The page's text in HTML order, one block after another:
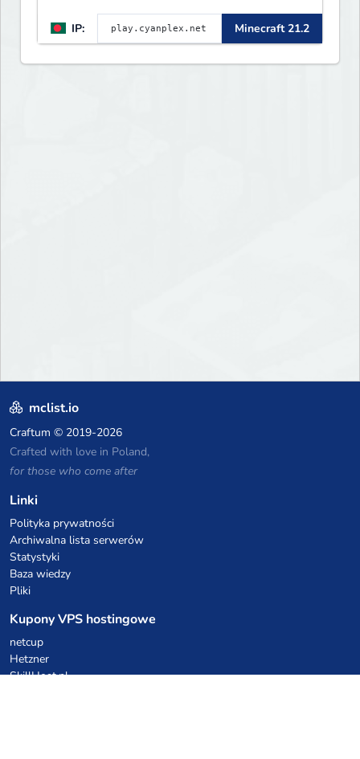
IP: Minecraft 21.2
mclist.io
Craftum © 2019-2026
Crafted with love in Poland,
for those who come after
Linki
Polityka prywatności
Archiwalna lista serwerów
Statystyki
Baza wiedzy
Pliki
Kupony VPS hostingowe
netcup
Hetzner
SkillHost.pl